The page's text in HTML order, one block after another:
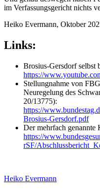
im Verfassungsgericht nichts
Heiko Evermann, Oktober
Links:
Brosius-Gersdorf selbst
https://
Stellungnahme von
Neuregelung des
20/13775):
https://
Brosius-Gersdorf.pdf
Der mehrfach genannte
https://
rSF/
Heiko Evermann